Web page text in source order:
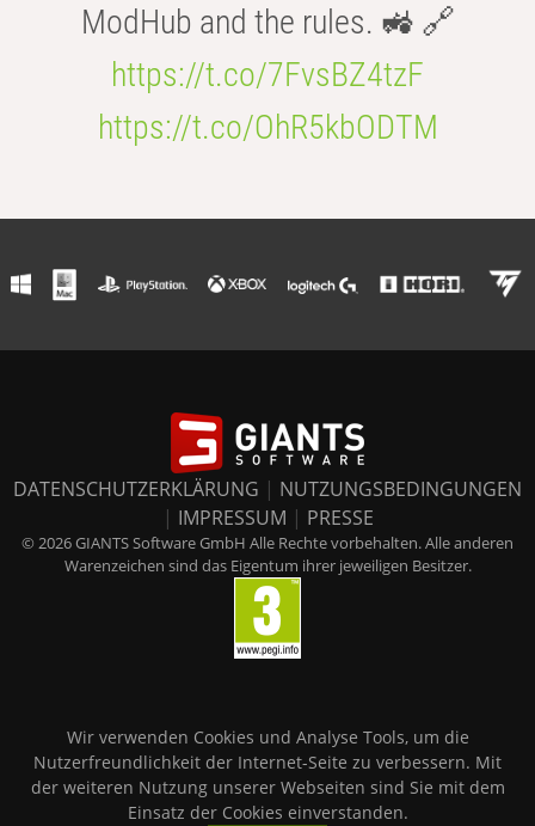
ModHub and the rules. 🚜 🔗
https://t.co/7FvsBZ4tzF
https://t.co/OhR5kbODTM
DATENSCHUTZERKLÄRUNG | NUTZUNGSBEDINGUNGEN
| IMPRESSUM | PRESSE
© 2026 GIANTS Software GmbH Alle Rechte vorbehalten. Alle anderen
Warenzeichen sind das Eigentum ihrer jeweiligen Besitzer.
Wir verwenden Cookies und Analyse Tools, um die
Nutzerfreundlichkeit der Internet-Seite zu verbessern. Mit
der weiteren Nutzung unserer Webseiten sind Sie mit dem
Einsatz der Cookies einverstanden.